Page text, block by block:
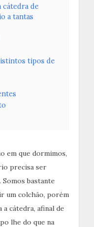
cátedra de
a tantas
tipos de
em que dormimos,
precisa ser
bastante
um colchão, porém
cátedra, afinal de
lhe do que na